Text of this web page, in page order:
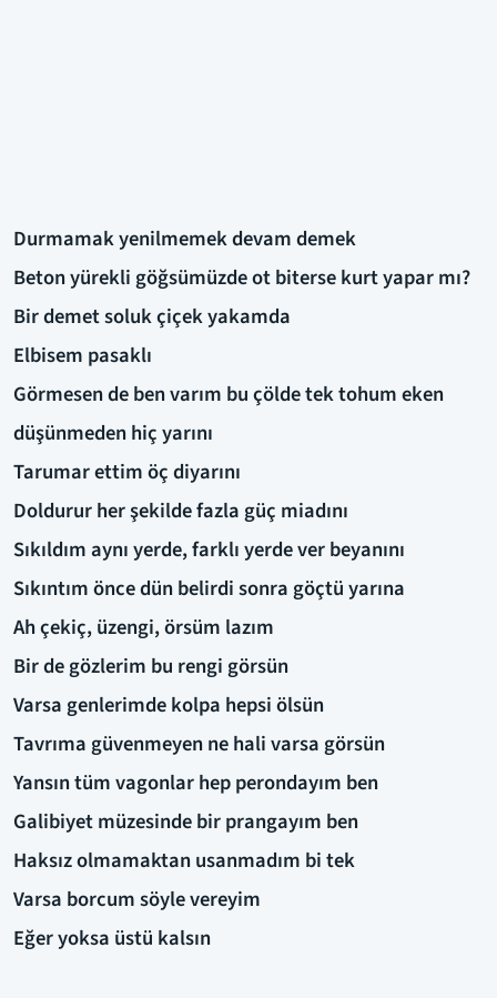
Durmamak yenilmemek devam demek
Beton yürekli göğsümüzde ot biterse kurt yapar mı?
Bir demet soluk çiçek yakamda
Elbisem pasaklı
Görmesen de ben varım bu çölde tek tohum eken
düşünmeden hiç yarını
Tarumar ettim öç diyarını
Doldurur her şekilde fazla güç miadını
Sıkıldım aynı yerde, farklı yerde ver beyanını
Sıkıntım önce dün belirdi sonra göçtü yarına
Ah çekiç, üzengi, örsüm lazım
Bir de gözlerim bu rengi görsün
Varsa genlerimde kolpa hepsi ölsün
Tavrıma güvenmeyen ne hali varsa görsün
Yansın tüm vagonlar hep perondayım ben
Galibiyet müzesinde bir prangayım ben
Haksız olmamaktan usanmadım bi tek
Varsa borcum söyle vereyim
Eğer yoksa üstü kalsın